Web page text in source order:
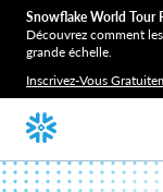
Snowflake World Tour
Découvrez comment
grande échelle.
Inscrivez-Vous